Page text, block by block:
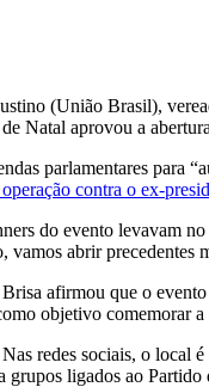
(União Brasil),
Natal aprovou a
parlamentares para
contra o ex-
do evento levavam
vamos abrir precedentes
Brisa afirmou que o
objetivo comemorar
redes sociais, o
grupos ligados ao Partido